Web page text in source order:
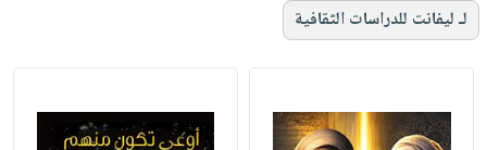
لـ ليفانت للدراسات الثقافية